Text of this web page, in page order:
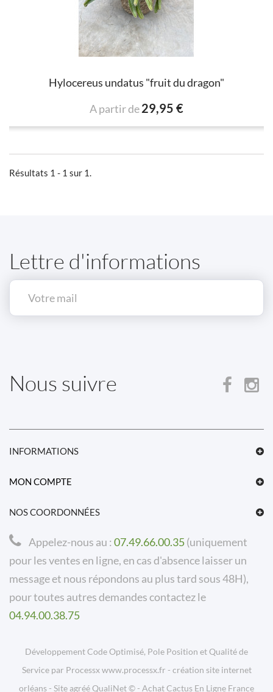
Hylocereus undatus "fruit du dragon"
A partir de29,95 €
Résultats 1 - 1 sur 1.
Lettre d'informations
Nous suivre
INFORMATIONS
MON COMPTE
NOS COORDONNÉES
Appelez-nous au : 07.49.66.00.35(uniquement
pour les ventes en ligne, en cas d'absence laisser un
message et nous répondons au plus tard sous 48H),
pour toutes autres demandes contactez le
04.94.00.38.75
Développement Code Optimisé, Pole Position et Qualité de
Service par Processx www.processx.fr - création site internet
orléans- SiteagrééQualiNet ©- Achat Cactus En Ligne France